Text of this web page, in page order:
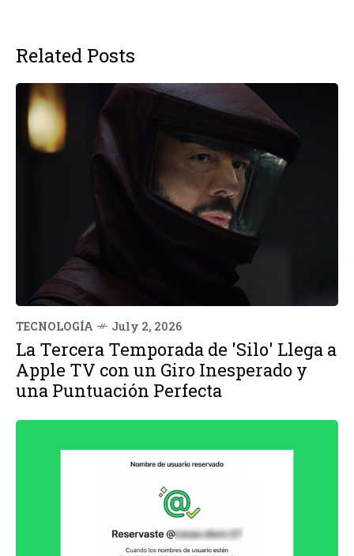
Related Posts
TECNOLOGÍA July 2, 2026
La Tercera Temporada de 'Silo' Llega a
Apple TV con un Giro Inesperado y
una Puntuación Perfecta